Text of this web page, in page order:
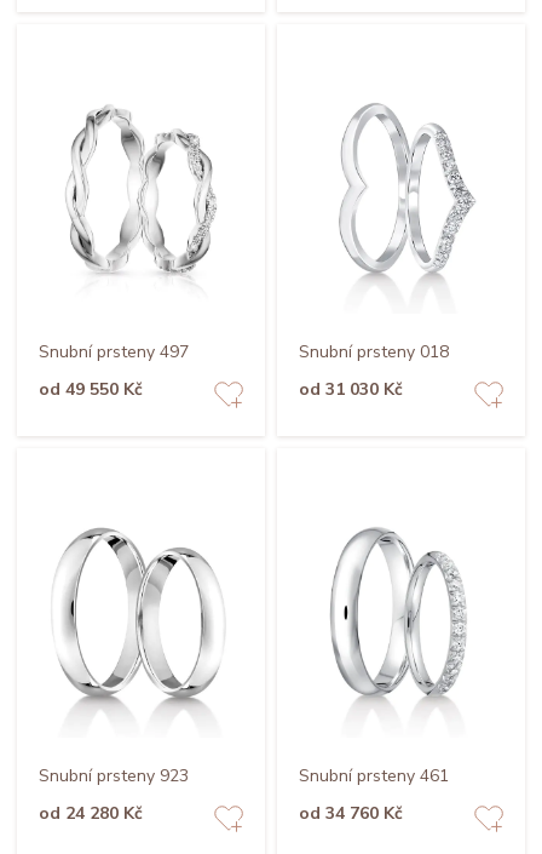
Snubní prsteny 497
od 49 550 Kč
Snubní prsteny 018
od 31 030 Kč
Snubní prsteny 923
od 24 280 Kč
Snubní prsteny 461
od 34 760 Kč